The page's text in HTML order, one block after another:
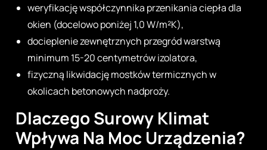
weryfikację współczynnika przenikania ciepła dla
okien (docelowo poniżej 1,0 W/m²K),
docieplenie zewnętrznych przegród warstwą
minimum 15-20 centymetrów izolatora,
fizyczną likwidację mostków termicznych w
okolicach betonowych nadproży.
Dlaczego Surowy Klimat
Wpływa Na Moc Urządzenia?